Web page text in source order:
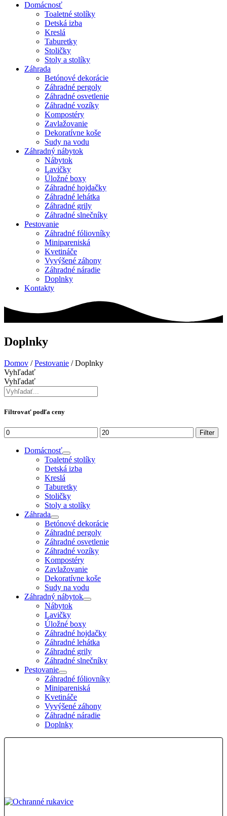
Domácnosť
Toaletné stolíky
Detská izba
Kreslá
Taburetky
Stoličky
Stoly a stolíky
Záhrada
Betónové dekorácie
Záhradné pergoly
Záhradné osvetlenie
Záhradné vozíky
Kompostéry
Zavlažovanie
Dekoratívne koše
Sudy na vodu
Záhradný nábytok
Nábytok
Lavičky
Úložné boxy
Záhradné hojdačky
Záhradné lehátka
Záhradné grily
Záhradné slnečníky
Pestovanie
Záhradné fóliovníky
Minipareniská
Kvetináče
Vyvýšené záhony
Záhradné náradie
Doplnky
Kontakty
Doplnky
Domov /Pestovanie / Doplnky
Vyhľadať
Vyhľadať
Filtrovať podľa ceny
Minimálna
cena
Maximálna
cena
Filter
Domácnosť
Toaletné stolíky
Detská izba
Kreslá
Taburetky
Stoličky
Stoly a stolíky
Záhrada
Betónové dekorácie
Záhradné pergoly
Záhradné osvetlenie
Záhradné vozíky
Kompostéry
Zavlažovanie
Dekoratívne koše
Sudy na vodu
Záhradný nábytok
Nábytok
Lavičky
Úložné boxy
Záhradné hojdačky
Záhradné lehátka
Záhradné grily
Záhradné slnečníky
Pestovanie
Záhradné fóliovníky
Minipareniská
Kvetináče
Vyvýšené záhony
Záhradné náradie
Doplnky